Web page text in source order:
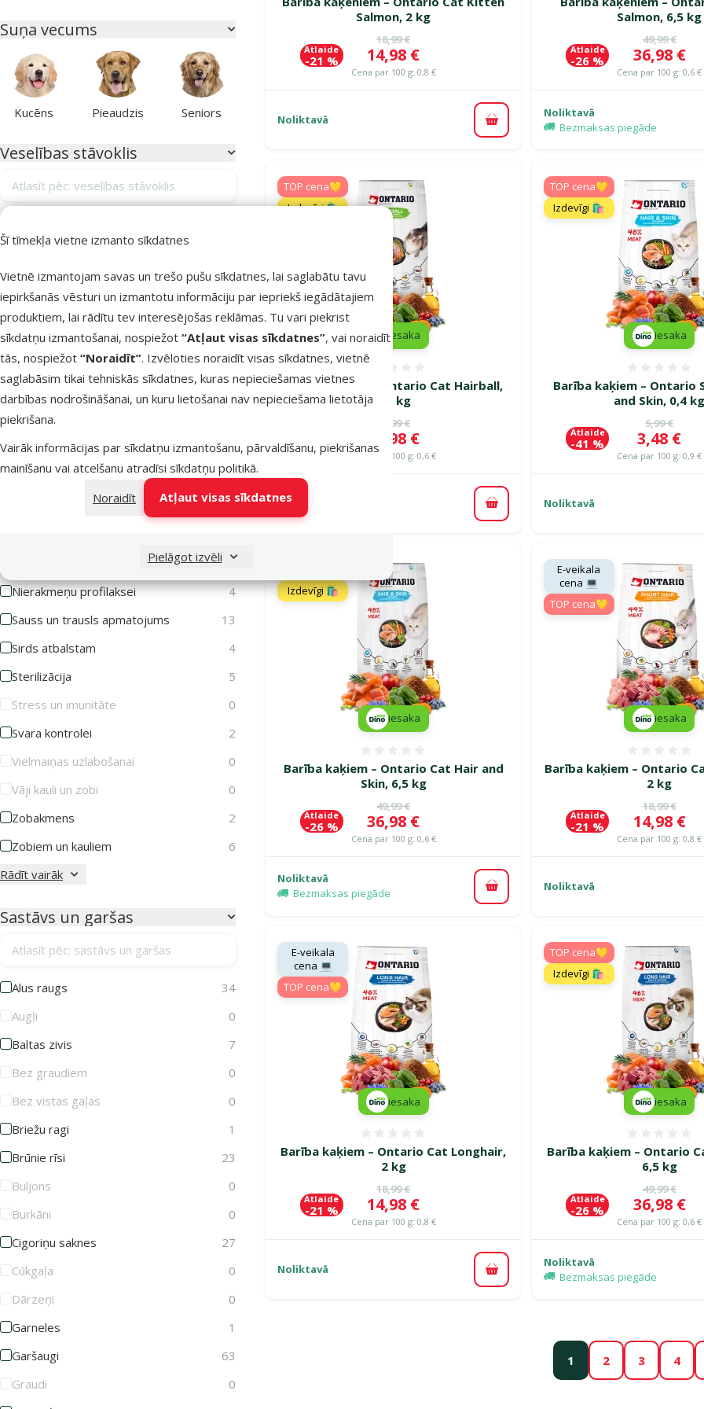
Šī tīmekļa vietne izmanto sīkdatnes
Vietnē izmantojam savas un trešo pušu sīkdatnes, lai saglabātu tavu
iepirkšanās vēsturi un izmantotu informāciju par iepriekš iegādātajiem
produktiem, lai rādītu tev interesējošas reklāmas. Tu vari piekrist
sīkdatņu izmantošanai, nospiežot “Atļaut visas sīkdatnes”, vai noraidīt
tās, nospiežot “Noraidīt”. Izvēloties noraidīt visas sīkdatnes, vietnē
saglabāsim tikai tehniskās sīkdatnes, kuras nepieciešamas vietnes
darbības nodrošināšanai, un kuru lietošanai nav nepieciešama lietotāja
piekrišana.
Vairāk informācijas par sīkdatņu izmantošanu, pārvaldīšanu, piekrišanas
mainīšanu vai atcelšanu atradīsi sīkdatņu politikā.
Noraidīt
Atļaut visas sīkdatnes
Pielāgot izvēli
Suņa vecums
Kucēns Pieaudzis Seniors
Veselības stāvoklis
Atlasīt pēc: veselības stāvoklis
Apmatojuma izkrišana
Apmatojuma kamoli kuņģī
13
58
Gremošanas sistēmas atbalstam
33
Iekaisusi āda
1
Imunitātes stiprināšanai
Jutīga gremošana
Jutīga āda
17
Jutīgas locītavas
2
Liekais svars/Aptaukošanās
2
0
Nierakmeņu profilaksei
4
Sauss un trausls apmatojums
13
Sirds atbalstam
4
Sterilizācija
5
Stress un imunitāte
0
Svara kontrolei
2
Vielmaiņas uzlabošanai
0
Vāji kauli un zobi
0
Zobakmens
2
Zobiem un kauliem
6
Rādīt vairāk
Sastāvs un garšas
Atlasīt pēc: sastāvs un garšas
Alus raugs
34
Augļi
0
Baltas zivis
7
Bez graudiem
0
Bez vistas gaļas
0
Briežu ragi
1
Brūnie rīsi
23
Buljons
0
Burkāni
0
Cigoriņu saknes
27
Cūkgaļa
0
Dārzeņi
0
Garneles
1
Garšaugi
63
Graudi
0
Salmon, 2 kg
Oriģinālā cena
18,99 €
Cena
14,98 €
Cena par 100 g: 0,8 €
Atlaide
-21 %
Noliktavā Pievienot grozam
Salmon, 6,5 kg
Oriģinālā
49,99 €
Cena
36,98 €
Cena par 100 g: 0,6 €
Atlaide
-26 %
Noliktavā
Bezmaksas piegāde
Barība kaķiem – Ontario Cat Hairball,
6,5 kg
Oriģinālā cena
49,99 €
Cena
36,98 €
Cena par 100 g: 0,6 €
-26 %
TOP cena💛
Izdevīgi 🛍️
iesaka
Noliktavā
Bezmaksas piegāde
Pievienot grozam
Barība kaķiem – Ontario
and Skin, 0,4 kg
Oriģinālā
5,99 €
Cena
3,48 €
Cena par 100 g: 0,9 €
Atlaide
-41 %
TOP cena💛
Izdevīgi 🛍️
iesaka
Noliktavā
Barība kaķiem – Ontario Cat Hair and
Skin, 6,5 kg
Oriģinālā cena
49,99 €
Cena
36,98 €
Cena par 100 g: 0,6 €
Atlaide
-26 %
Izdevīgi 🛍️
iesaka
Noliktavā
Bezmaksas piegāde
Pievienot grozam
Barība kaķiem – Ontario
2 kg
Oriģinālā
18,99 €
Cena
14,98 €
Cena par 100 g: 0,8 €
Atlaide
-21 %
E-veikala
cena 💻
TOP cena💛
iesaka
Noliktavā
Barība kaķiem – Ontario Cat Longhair,
2 kg
Oriģinālā cena
18,99 €
Cena
14,98 €
Cena par 100 g: 0,8 €
Atlaide
-21 %
E-veikala
cena 💻
TOP cena💛
iesaka
Noliktavā Pievienot grozam
Barība kaķiem – Ontario
6,5 kg
Oriģinālā
49,99 €
Cena
36,98 €
Cena par 100 g: 0,6 €
Atlaide
-26 %
TOP cena💛
Izdevīgi 🛍️
iesaka
Noliktavā
Bezmaksas piegāde
1 2 3 4